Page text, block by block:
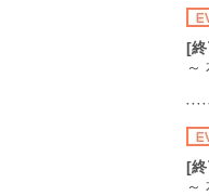
[終
～
[
～